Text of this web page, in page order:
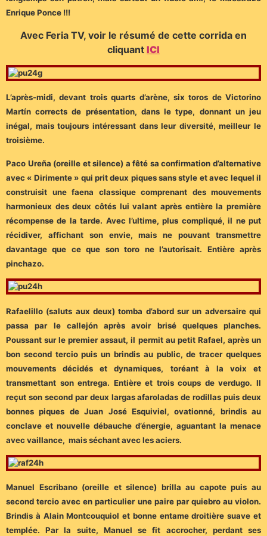
Enrique Ponce !!!
Avec Feria TV, voir le résumé de cette corrida en
cliquant ICI
L’après-midi, devant trois quarts d’arène, six toros de Victorino
Martín corrects de présentation, dans le type, donnant un jeu
inégal, mais toujours intéressant dans leur diversité, meilleur le
troisième.
Paco Ureña (oreille et silence) a fêté sa confirmation d’alternative
avec « Dirimente » qui prit deux piques sans style et avec lequel il
construisit une faena classique comprenant des mouvements
harmonieux des deux côtés lui valant après entière la première
récompense de la tarde. Avec l’ultime, plus compliqué, il ne put
récidiver, affichant son envie, mais ne pouvant transmettre
davantage que ce que son toro ne l’autorisait. Entière après
pinchazo.
Rafaelillo (saluts aux deux) tomba d’abord sur un adversaire qui
passa par le callejón après avoir brisé quelques planches.
Poussant sur le premier assaut, il permit au petit Rafael, après un
bon second tercio puis un brindis au public, de tracer quelques
mouvements décidés et dynamiques, toréant à la voix et
transmettant son entrega. Entière et trois coups de verdugo. Il
reçut son second par deux largas afaroladas de rodillas puis deux
bonnes piques de Juan José Esquiviel, ovationné, brindis au
conclave et nouvelle débauche d’énergie, aguantant la menace
avec vaillance, mais séchant avec les aciers.
Manuel Escribano (oreille et silence) brilla au capote puis au
second tercio avec en particulier une paire par quiebro au violon.
Brindis à Alain Montcouquiol et bonne entame droitière suave et
templée. Par la suite, Manuel se fit accrocher, perdant ses